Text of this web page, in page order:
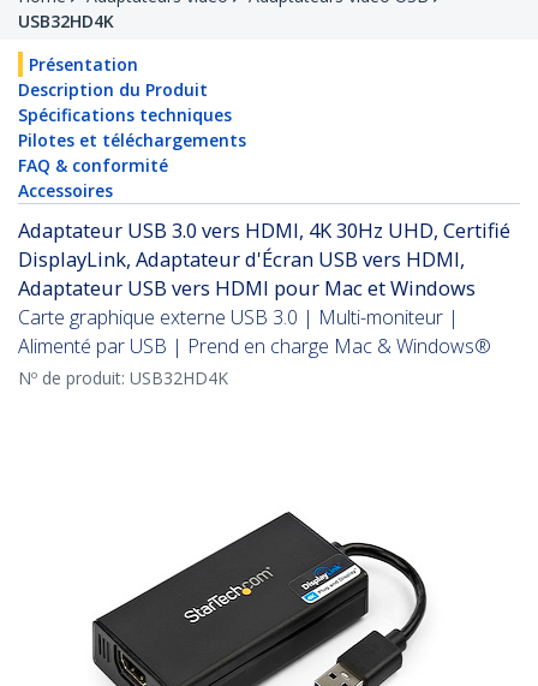
USB32HD4K
Présentation
Description du Produit
Spécifications techniques
Pilotes et téléchargements
FAQ & conformité
Accessoires
Adaptateur USB 3.0 vers HDMI, 4K 30Hz UHD, Certifié
DisplayLink, Adaptateur d'Écran USB vers HDMI,
Adaptateur USB vers HDMI pour Mac et Windows
Carte graphique externe USB 3.0 | Multi-moniteur |
Alimenté par USB | Prend en charge Mac & Windows®
Nº de produit: USB32HD4K